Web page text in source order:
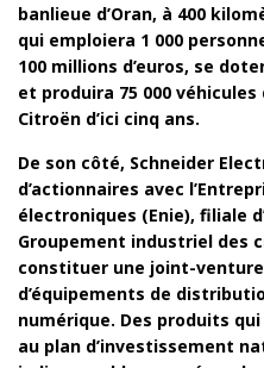
banlieue d’Oran, à 400
qui emploiera 1 000
100 millions d’euros, se
et produira 75 000
Citroën d’ici cinq ans.
De son côté, Schneider
d’actionnaires avec
électroniques (Enie), filiale
Groupement industriel des
constituer une joint-
d’équipements de
numérique. Des produits
au plan d’investissement